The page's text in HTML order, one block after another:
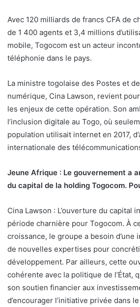
Avec 120 milliards de francs CFA de
de 1 400 agents et 3,4 millions
mobile, Togocom est un acteur
téléphonie dans le pays.
La ministre togolaise des Postes et de
numérique, Cina Lawson, revient
les enjeux de cette opération. Son
l’inclusion digitale au Togo, où
population utilisait internet en 2017,
internationale des
Jeune Afrique : Le gouvernement a
du capital de la holding Togocom.
Cina Lawson : L’ouverture du capital
période charnière pour Togocom. À
croissance, le groupe a besoin d’une
de nouvelles expertises pour
développement. Par ailleurs, cette
cohérente avec la politique de l’État,
son soutien financier aux
d’encourager l’initiative privée dans